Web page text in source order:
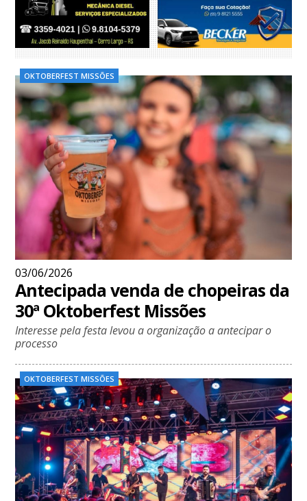
OKTOBERFEST MISSÕES
03/06/2026
Antecipada venda de chopeiras da
30ª Oktoberfest Missões
Interesse pela festa levou a organização a antecipar o
processo
OKTOBERFEST MISSÕES